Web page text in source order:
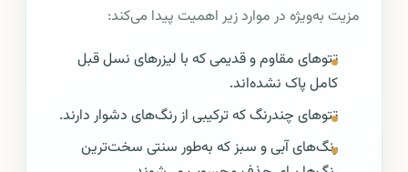
مزیت به‌ویژه در موارد زیر اهمیت پیدا می‌کند:
تتوهای مقاوم و قدیمی که با لیزرهای نسل قبل
کامل پاک نشده‌اند.
تتوهای چندرنگ که ترکیبی از رنگ‌های دشوار دارند.
رنگ‌های آبی و سبز که به‌طور سنتی سخت‌ترین